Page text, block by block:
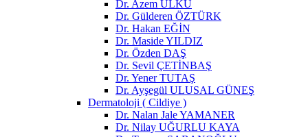
Dr. Azem ÜLKÜ
Dr. Gülderen ÖZTÜRK
Dr. Hakan EĞİN
Dr. Maside YILDIZ
Dr. Özden DAŞ
Dr. Sevil ÇETİNBAŞ
Dr. Yener TUTAŞ
Dr. Ayşegül ULUSAL GÜNEŞ
Dermatoloji ( Cildiye )
Dr. Nalan Jale YAMANER
Dr. Nilay UĞURLU KAYA